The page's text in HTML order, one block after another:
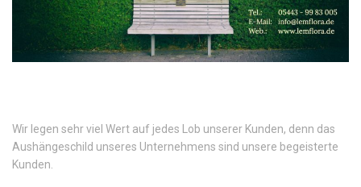
Wir legen sehr viel Wert auf jedes Lob unserer Kunden, denn das
Aushängeschild unseres Unternehmens sind unsere begeisterte
Kunden.